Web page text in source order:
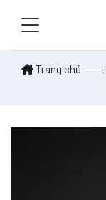
Trang chủ